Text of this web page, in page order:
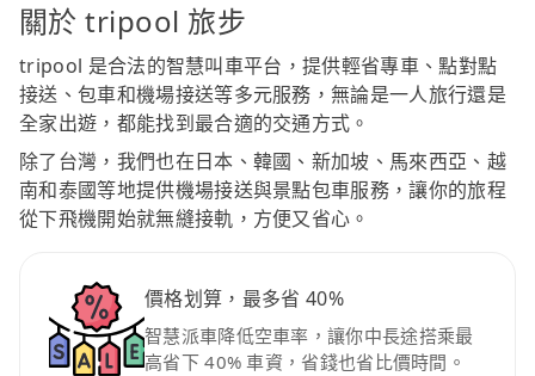
關於 tripool 旅步
tripool 是合法的智慧叫車平台，提供輕省專車、點對點
接送、包車和機場接送等多元服務，無論是一人旅行還是
全家出遊，都能找到最合適的交通方式。
除了台灣，我們也在日本、韓國、新加坡、馬來西亞、越
南和泰國等地提供機場接送與景點包車服務，讓你的旅程
從下飛機開始就無縫接軌，方便又省心。
價格划算，最多省 40%
智慧派車降低空車率，讓你中長途搭乘最
高省下 40% 車資，省錢也省比價時間。